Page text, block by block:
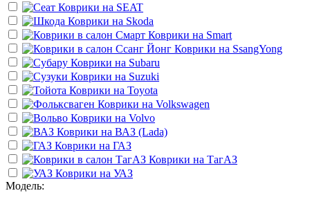
Коврики на SEAT
Коврики на Skoda
Коврики на Smart
Коврики на SsangYong
Коврики на Subaru
Коврики на Suzuki
Коврики на Toyota
Коврики на Volkswagen
Коврики на Volvo
Коврики на ВАЗ (Lada)
Коврики на ГАЗ
Коврики на ТагАЗ
Коврики на УАЗ
Модель: